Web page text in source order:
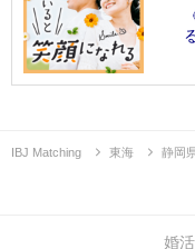
IBJ Matching 東海 静岡
婚